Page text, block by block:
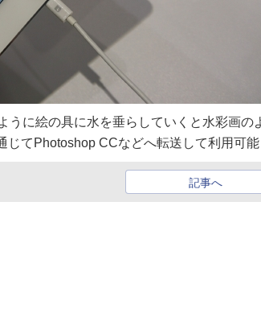
うに絵の具に水を垂らしていくと水彩画の
じてPhotoshop CCなどへ転送して利用可能
記事へ